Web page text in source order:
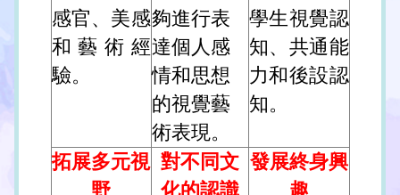
感官、美感
和藝術經
驗。
夠進行表
達個人感
情和思想
的視覺藝
術表現。
學生視覺認
知、共通能
力和後設認
知。
拓展多元視 對不同文 發展終身興